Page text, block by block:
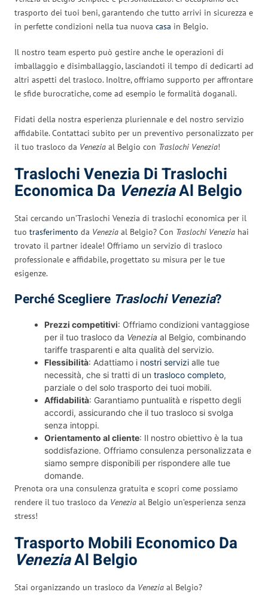
trasporto dei tuoi beni, garantendo che tutto arrivi in sicurezza e
in perfette condizioni nella tua nuova casa in Belgio.
Il nostro team esperto può gestire anche le operazioni di
imballaggio e disimballaggio, lasciandoti il tempo di dedicarti ad
altri aspetti del trasloco. Inoltre, offriamo supporto per affrontare
le sfide burocratiche, come ad esempio le formalità doganali.
Fidati della nostra esperienza pluriennale e del nostro servizio
affidabile. Contattaci subito per un preventivo personalizzato per
il tuo trasloco da Venezia al Belgio con Traslochi Venezia!
Traslochi Venezia Di Traslochi
Economica Da VeneziaAl Belgio
Stai cercando un’Traslochi Venezia di traslochi economica per il
tuo trasferimento da Venezia al Belgio? Con Traslochi Venezia hai
trovato il partner ideale! Offriamo un servizio di trasloco
professionale e affidabile, progettato su misura per le tue
esigenze.
Perché Scegliere Traslochi Venezia?
Prezzi competitivi: Offriamo condizioni vantaggiose
per il tuo trasloco da Venezia al Belgio, combinando
tariffe trasparenti e alta qualità del servizio.
Flessibilità: Adattiamo i nostri servizi alle tue
necessità, che si tratti di un trasloco completo,
parziale o del solo trasporto dei tuoi mobili.
Affidabilità: Garantiamo puntualità e rispetto degli
accordi, assicurando che il tuo trasloco si svolga
senza intoppi.
Orientamento al cliente: Il nostro obiettivo è la tua
soddisfazione. Offriamo consulenza personalizzata e
siamo sempre disponibili per rispondere alle tue
domande.
Prenota ora una consulenza gratuita e scopri come possiamo
rendere il tuo trasloco da Venezia al Belgio un’esperienza senza
stress!
Trasporto Mobili Economico Da
VeneziaAl Belgio
Stai organizzando un trasloco da Venezia al Belgio?